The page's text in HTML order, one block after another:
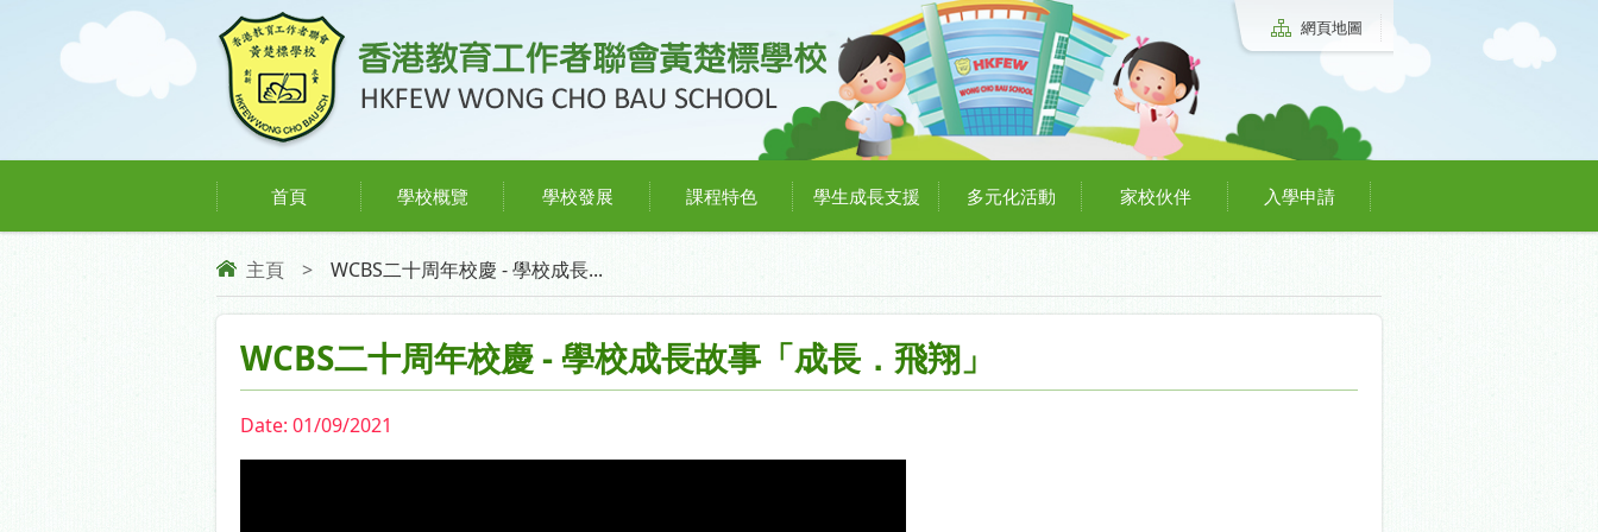
網頁地圖
首頁 學校概覽 學校發展 課程特色 學生成長支援 多元化活動 家校伙伴 入學申請
主頁 > WCBS二十周年校慶 - 學校成長...
WCBS二十周年校慶 - 學校成長故事「成長．飛翔」
Date: 01/09/2021